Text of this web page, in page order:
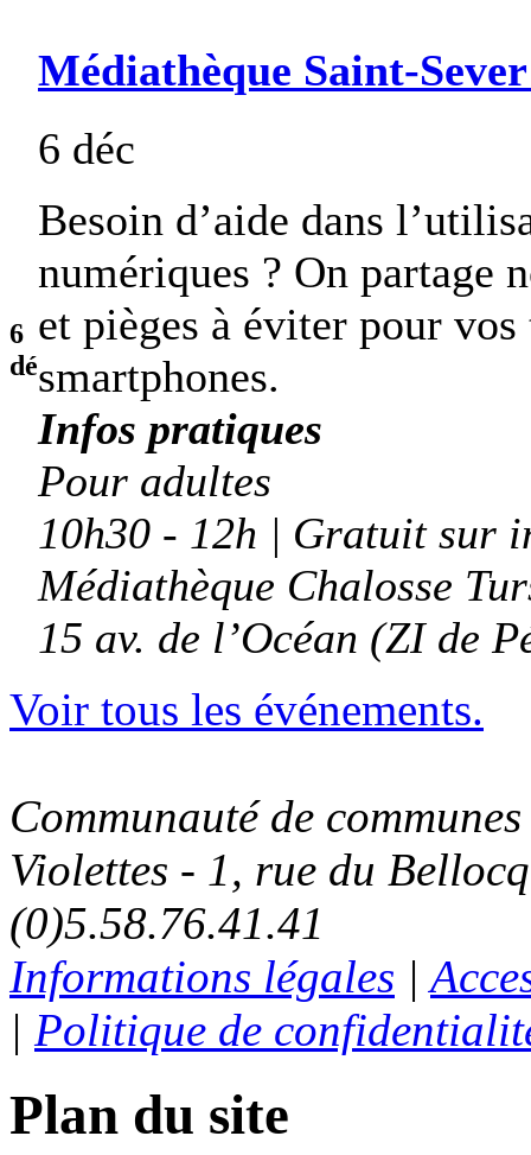
6
dé
Médiathèque Saint-
6 déc
Besoin d’aide dans
numériques ? On partage
et pièges à éviter pour
smartphones.
Infos pratiques
Pour adultes
10h30 - 12h | Gratuit sur
Médiathèque Chalosse
15 av. de l’Océan (ZI de
Voir tous les événements.
Communauté de
Violettes - 1, rue du
(0)5.58.76.41.41
Informations légales |
| Politique de
Plan du site